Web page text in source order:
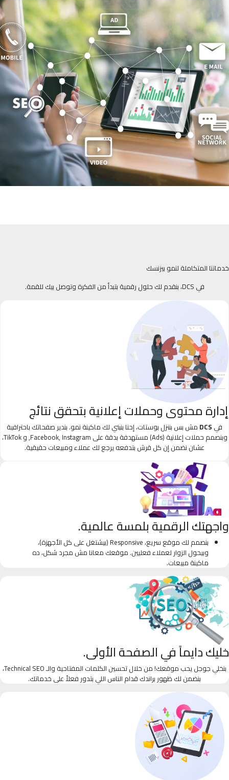
خدماتنا المتكاملة لنمو بيزنسك
في DCS، بنقدم لك حلول رقمية بتبدأ من الفكرة وتوصل بيك للقمة.
إدارة محتوى وحملات إعلانية بتحقق نتائج
في DCS مش بس بننزل بوستات، إحنا بنبني لك ماكينة نمو. بندير صفحاتك باحترافية
وبنصمم حملات إعلانية (Ads) مستهدفة بدقة على Facebook, Instagram, و TikTok،
عشان نضمن إن كل قرش بتدفعه يرجع لك عملاء ومبيعات حقيقية.
واجهتك الرقمية بلمسة عالمية.
بنصمم لك موقع سريع، Responsive (بيشتغل على كل الأجهزة)،
وبيحول الزوار لعملاء فعليين. موقعك معانا مش مجرد شكل، ده
ماكينة مبيعات.
خليك دايماً في الصفحة الأولى.
بنخلي جوجل يحب موقعك! من خلال تحسين الكلمات المفتاحية والـ Technical SEO،
بنضمن لك ظهور براندك قدام الناس اللي بتدور فعلاً على خدماتك.